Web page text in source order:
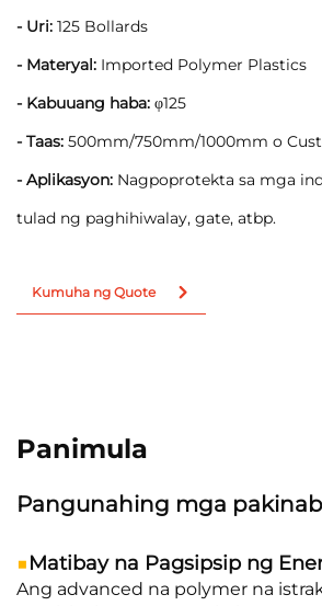
- Uri: 125 Bollards
- Materyal: Imported Polymer Plastics
- Kabuuang haba: φ125
- Taas: 500mm/750mm/1000mm o
- Aplikasyon: Nagpoprotekta sa mga
tulad ng paghihiwalay, gate, atbp.
Kumuha ng Quote
Panimula
Pangunahing mga
■Matibay na Pagsipsip ng
Ang advanced na polymer na